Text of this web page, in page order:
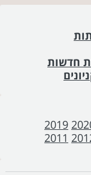
חדשות
2019
2011